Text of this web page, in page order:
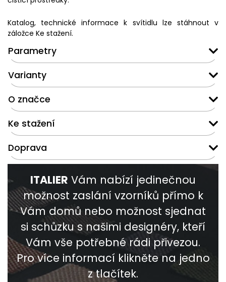
Katalog, technické informace k svítidlu lze stáhnout v
záložce Ke stažení.
Parametry
Varianty
O značce
Ke stažení
Doprava
ITALIER Vám nabízí jedinečnou
možnost zaslání vzorníků přímo k
Vám domů nebo možnost sjednat
si schůzku s našimi designéry, kteří
Vám vše potřebné rádi přivezou.
Pro více informací klikněte na jedno
z tlačítek.